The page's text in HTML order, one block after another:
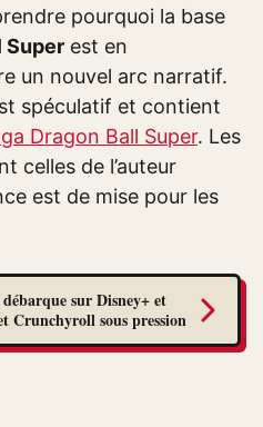
pourquoi la base
Super est en
un nouvel arc narratif.
spéculatif et contient
Dragon Ball Super. Les
celles de l’auteur
est de mise pour les
sur Disney+ et
Crunchyroll sous pression